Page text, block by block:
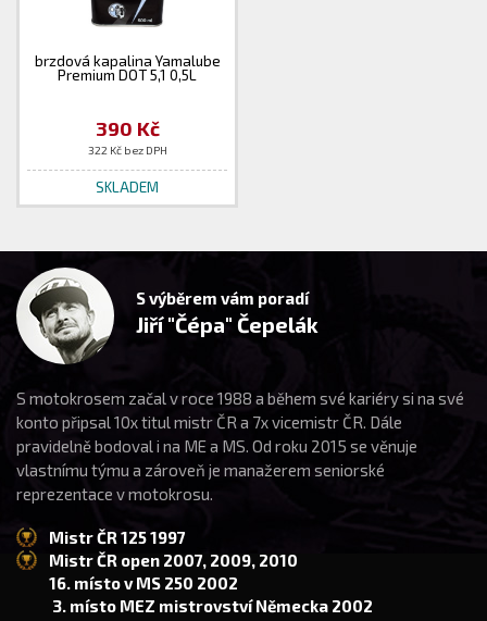
brzdová kapalina Yamalube
Premium DOT 5,1 0,5L
390 Kč
322 Kč bez DPH
SKLADEM
S výběrem vám poradí
Jiří "Čépa" Čepelák
S motokrosem začal v roce 1988 a během své kariéry si na své
konto připsal 10x titul mistr ČR a 7x vicemistr ČR. Dále
pravidelně bodoval i na ME a MS. Od roku 2015 se věnuje
vlastnímu týmu a zároveň je manažerem seniorské
reprezentace v motokrosu.
Mistr ČR 125 1997
Mistr ČR open 2007, 2009, 2010
16. místo v MS 250 2002
3. místo MEZ mistrovství Německa 2002